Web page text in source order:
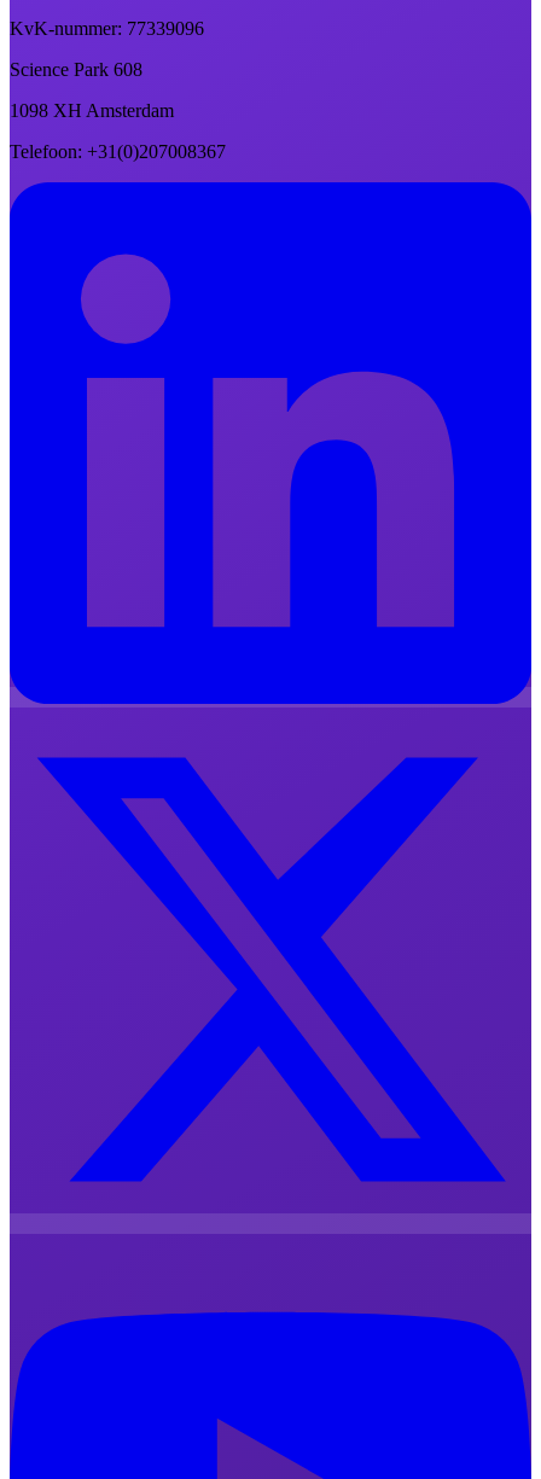
KvK-nummer: 77339096
Science Park 608
1098 XH Amsterdam
Telefoon: +31(0)207008367